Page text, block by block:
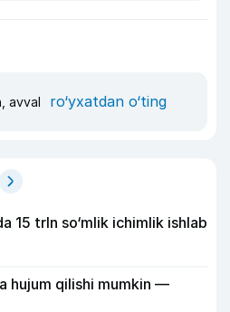
avval ro‘yxatdan o‘ting
15 trln so‘mlik ichimlik ishlab
hujum qilishi mumkin —